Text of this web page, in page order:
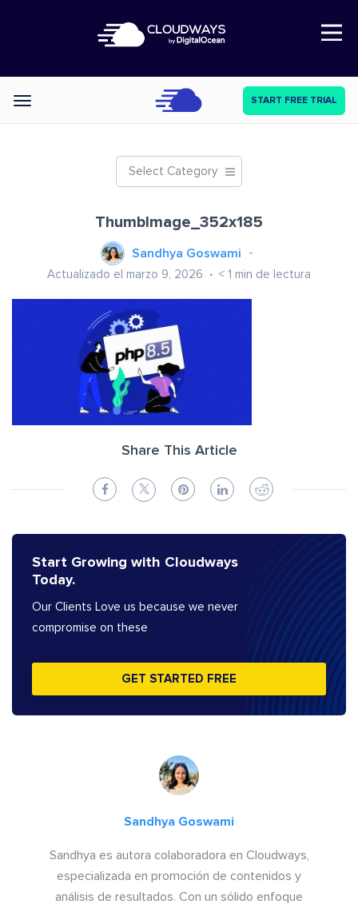
Open Nav
Categories START FREE TRIAL
Select Category
ThumbImage_352x185
Sandhya Goswami
Actualizado el marzo 9, 2026 < 1 min de lectura
Share This Article
Start Growing with Cloudways
Today.
Our Clients Love us because we never
compromise on these
GET STARTED FREE
Sandhya Goswami
Sandhya es autora colaboradora en Cloudways,
especializada en promoción de contenidos y
análisis de resultados. Con un sólido enfoque